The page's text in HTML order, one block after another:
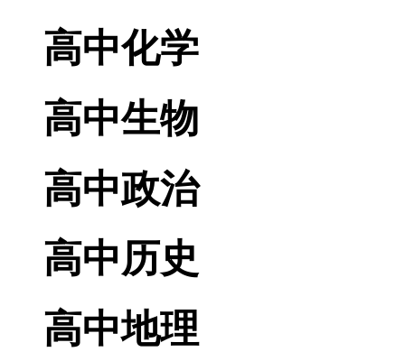
高中化学
高中生物
高中政治
高中历史
高中地理